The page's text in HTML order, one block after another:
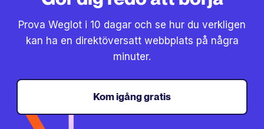
Prova Weglot i 10 dagar och se hur du verkligen
kan ha en direktöversatt webbplats på några
minuter.
Kom igång gratis